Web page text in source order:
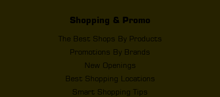
Shopping & Promo
The Best Shops By Products
Promotions By Brands
New Openings
Best Shopping Locations
Smart Shopping Tips